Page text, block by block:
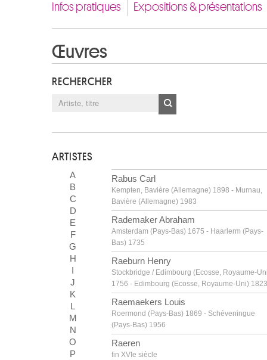
Infos pratiques Expositions & présentations
Œuvres
RECHERCHER
ARTISTES
A
B
C
D
E
F
G
H
I
J
K
L
M
N
O
P
Rabus Carl
Kempten, Bavière (Allemagne) 1898 - Murnau,
Bavière (Allemagne) 1983
Rademaker Abraham
Amsterdam (Pays-Bas) 1675 - Haarlerm (Pays-
Bas) 1735
Raeburn Henry
Stockbridge / Edimbourg (Ecosse, Royaume-
1756 - Edimbourg (Ecosse, Royaume-Uni) 1823
Raemaekers Louis
Roermond (Pays-Bas) 1869 - Schéveningue
(Pays-Bas) 1956
Raeren
fin XVIe siècle